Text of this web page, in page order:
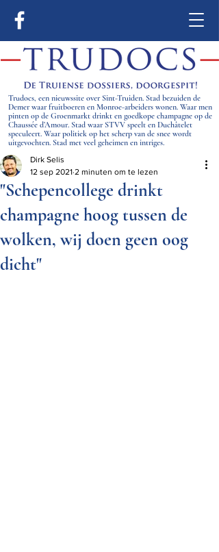
Trudocs, een nieuwssite over Sint-Truiden. Stad bezuiden de
Demer waar fruitboeren en Monroe-arbeiders wonen. Waar men
pinten op de Groenmarkt drinkt en goedkope champagne op de
Chaussée d’Amour. Stad waar STVV speelt en Duchâtelet
speculeert. Waar politiek op het scherp van de snee wordt
uitgevochten. Stad met veel geheimen en intriges.
"Schepencollege drinkt
champagne hoog tussen de
wolken, wij doen geen oog
dicht"
Dirk Selis
12 sep 2021 2 minuten om te lezen